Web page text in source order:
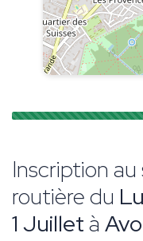
Inscription
routière du
1 Juilletà